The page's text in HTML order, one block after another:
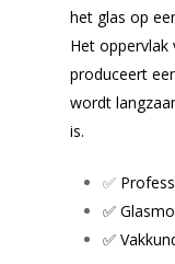
het glas op
Het oppervlak
produceert
wordt
is.
✅
✅
✅